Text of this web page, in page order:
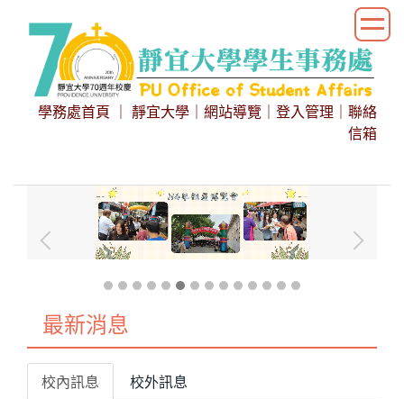
學務處首頁 靜宜大學 網站導覽 登入管理
聯絡
信箱
最新消息
校內訊息 校外訊息